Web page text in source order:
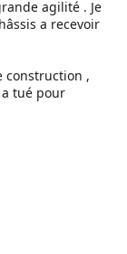
agilité . Je
a recevoir
construction ,
tué pour